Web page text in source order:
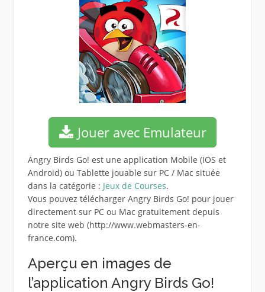
Jouer avec Emulateur
Angry Birds Go! est une application Mobile (IOS et
Android) ou Tablette jouable sur PC / Mac située
dans la catégorie : Jeux de Courses.
Vous pouvez télécharger Angry Birds Go! pour jouer
directement sur PC ou Mac gratuitement depuis
notre site web (http://www.webmasters-en-
france.com).
Aperçu en images de
l’application Angry Birds Go!